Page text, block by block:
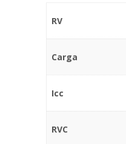
RV
Carga
Icc
RVC